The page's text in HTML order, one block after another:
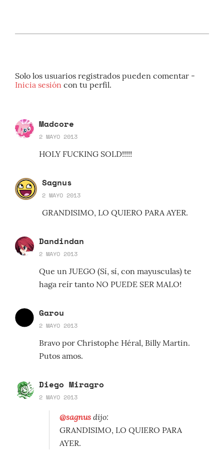
Solo los usuarios registrados pueden comentar -
Inicia sesión con tu perfil.
Madcore
2 MAYO 2013
HOLY FUCKING SOLD!!!!!
Sagnus
2 MAYO 2013
GRANDISIMO, LO QUIERO PARA AYER.
Dandindan
2 MAYO 2013
Que un JUEGO (Sí, sí, con mayusculas) te
haga reír tanto NO PUEDE SER MALO!
Garou
2 MAYO 2013
Bravo por Christophe Héral, Billy Martin.
Putos amos.
Diego Miragro
2 MAYO 2013
@sagnusdijo:
GRANDISIMO, LO QUIERO PARA
AYER.